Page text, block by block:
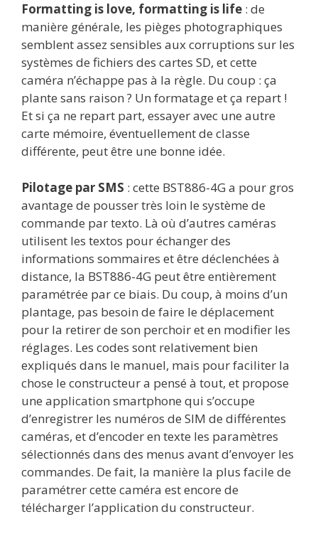
Formatting is love, formatting is life : de
manière générale, les pièges photographiques
semblent assez sensibles aux corruptions sur les
systèmes de fichiers des cartes SD, et cette
caméra n’échappe pas à la règle. Du coup : ça
plante sans raison ? Un formatage et ça repart !
Et si ça ne repart part, essayer avec une autre
carte mémoire, éventuellement de classe
différente, peut être une bonne idée.
Pilotage par SMS : cette BST886-4G a pour gros
avantage de pousser très loin le système de
commande par texto. Là où d’autres caméras
utilisent les textos pour échanger des
informations sommaires et être déclenchées à
distance, la BST886-4G peut être entièrement
paramétrée par ce biais. Du coup, à moins d’un
plantage, pas besoin de faire le déplacement
pour la retirer de son perchoir et en modifier les
réglages. Les codes sont relativement bien
expliqués dans le manuel, mais pour faciliter la
chose le constructeur a pensé à tout, et propose
une application smartphone qui s’occupe
d’enregistrer les numéros de SIM de différentes
caméras, et d’encoder en texte les paramètres
sélectionnés dans des menus avant d’envoyer les
commandes. De fait, la manière la plus facile de
paramétrer cette caméra est encore de
télécharger l’application du constructeur.